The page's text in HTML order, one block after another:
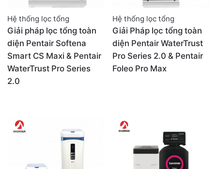
Hệ thống lọc tổng
Giải pháp lọc tổng toàn
diện Pentair Softena
Smart CS Maxi & Pentair
WaterTrust Pro Series
2.0
Hệ thống lọc tổng
Giải Pháp lọc tổng toàn
diện Pentair WaterTrust
Pro Series 2.0 & Pentair
Foleo Pro Max